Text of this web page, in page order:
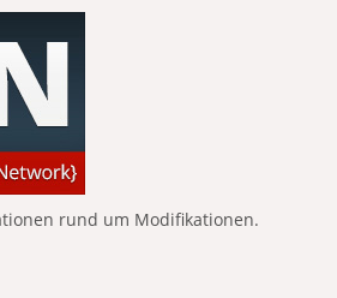
rund um Modifikationen.